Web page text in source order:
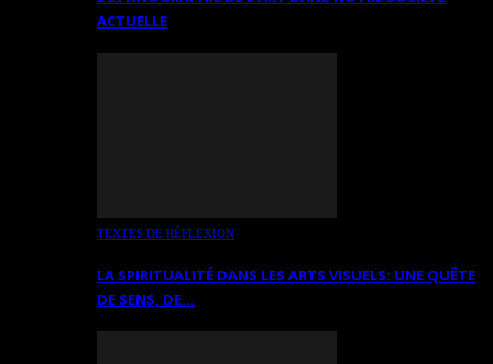
ACTUELLE
TEXTES DE RÉFLEXION
LA SPIRITUALITÉ DANS LES ARTS VISUELS: UNE QUÊTE
DE SENS, DE…